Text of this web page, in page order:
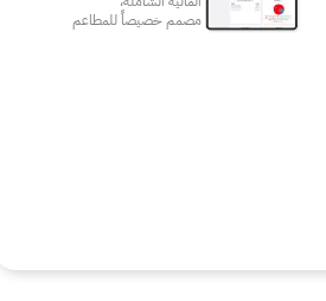
مصمم خصيصاً للمطاعم